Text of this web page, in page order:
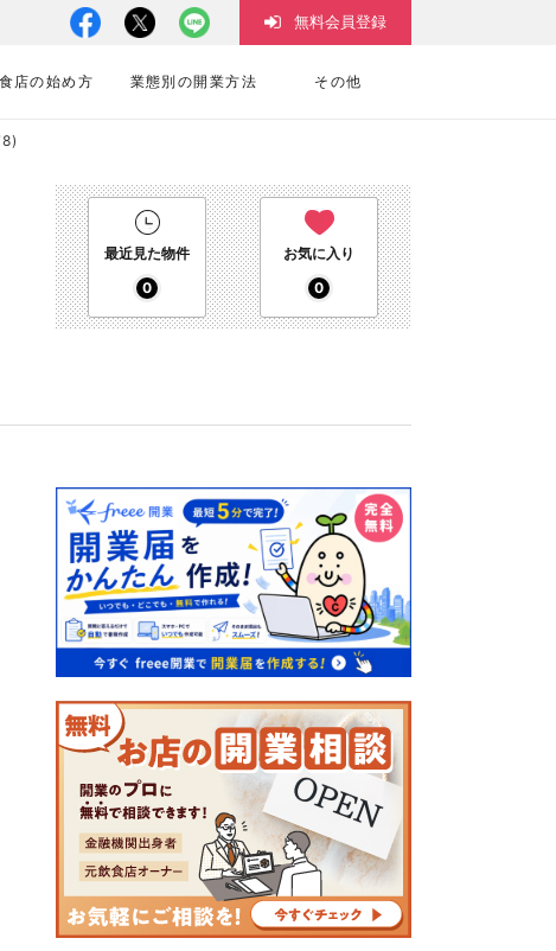
店の始め方 業態別の開業方法 その他
無料会員登録
最近見た物件
0
お気に入り
0